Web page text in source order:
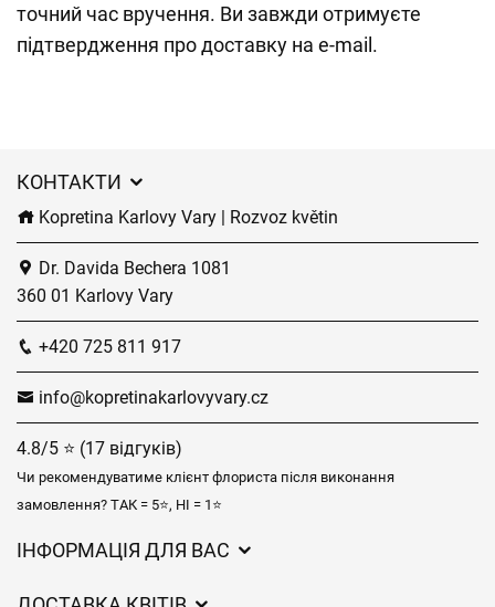
точний час вручення. Ви завжди отримуєте
підтвердження про доставку на e-mail.
КОНТАКТИ
Kopretina Karlovy Vary | Rozvoz květin
Dr. Davida Bechera 1081
360 01 Karlovy Vary
+420 725 811 917
info@kopretinakarlovyvary.cz
4.8/5 ⭐ (17 відгуків)
Чи рекомендуватиме клієнт флориста після виконання
замовлення? ТАК = 5⭐, НІ = 1⭐
ІНФОРМАЦІЯ ДЛЯ ВАС